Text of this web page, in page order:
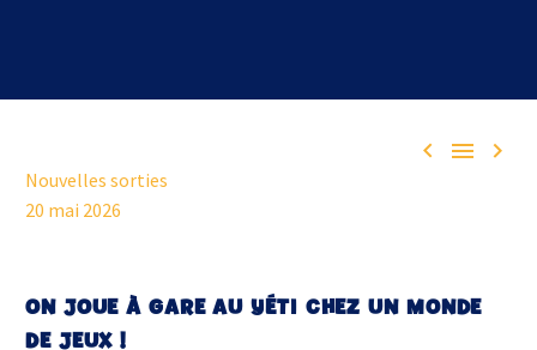
  
Nouvelles sorties
20 mai 2026
ON JOUE À GARE AU YÉTI CHEZ UN MONDE
DE JEUX !